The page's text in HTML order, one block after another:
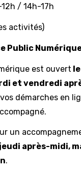
/ 14h-17h
activités)
Public Numérique
est ouvert
et vendredi
démarches en
un
jeudi après-midi,
.